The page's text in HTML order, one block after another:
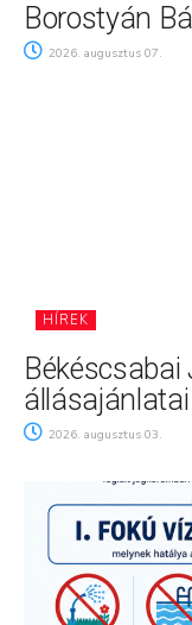
Borostyán
2026. augusztus 07.
HÍREK
állásajánlatai
2026. augusztus 03.